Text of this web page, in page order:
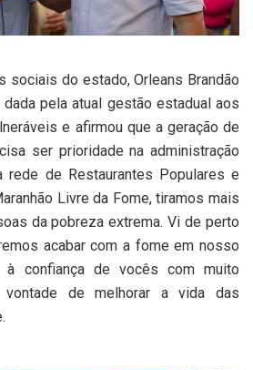
sociais do estado, Orleans Brandão
pela atual gestão estadual aos
e afirmou que a geração de
ser prioridade na administração
rede de Restaurantes Populares e
Livre da Fome, tiramos mais
da pobreza extrema. Vi de perto
acabar com a fome em nosso
à confiança de vocês com muito
vontade de melhorar a vida das